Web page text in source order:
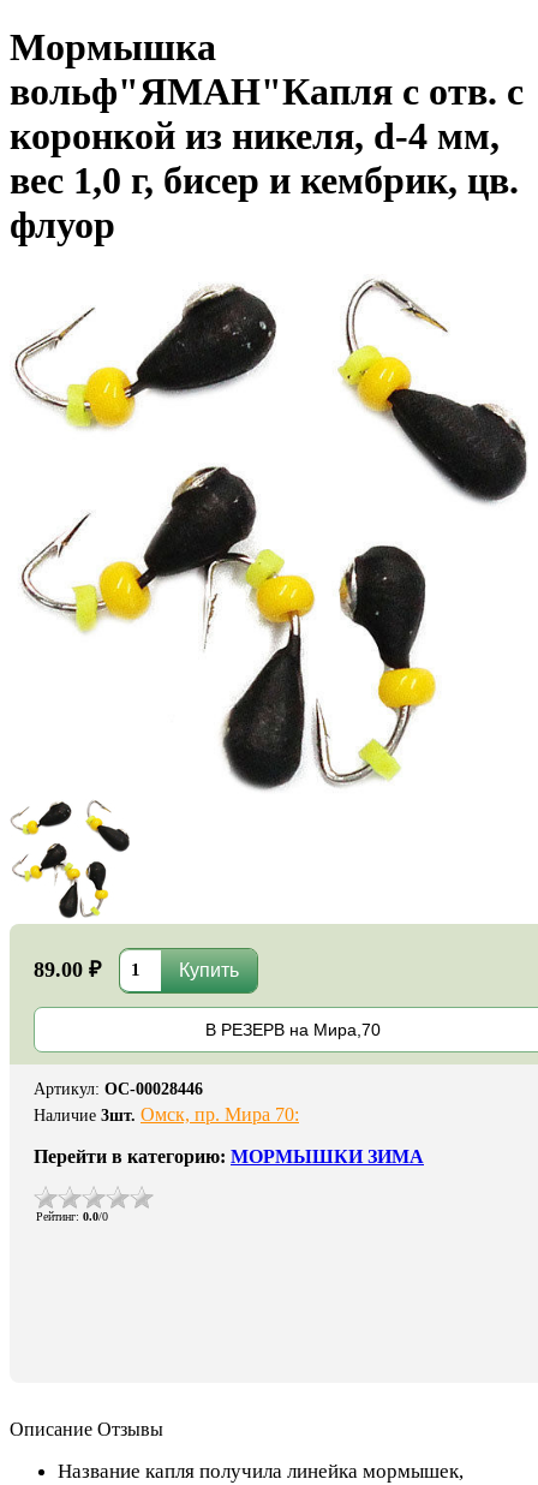
Мормышка
вольф"ЯМАН"Капля с отв. с
коронкой из никеля, d-4 мм,
вес 1,0 г, бисер и кембрик, цв.
флуор
89.00 ₽
В РЕЗЕРВ на Мира,70
Артикул: ОС-00028446
Наличие 3шт. Омск, пр. Мира 70:
Перейти в категорию: МОРМЫШКИ ЗИМА
Рейтинг: 0.0/0
Описание Отзывы
Название капля получила линейка мормышек,